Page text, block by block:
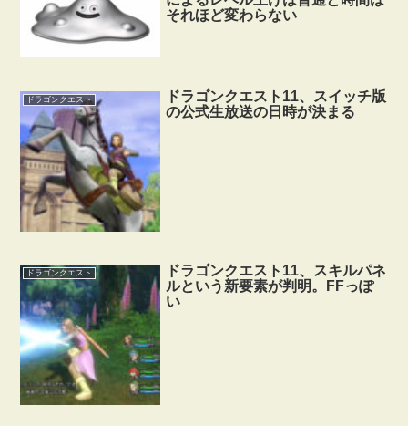
それほど変わらない
ドラゴンクエスト
ドラゴンクエスト11、スイッチ版
の公式生放送の日時が決まる
ドラゴンクエスト
ドラゴンクエスト11、スキルパネ
ルという新要素が判明。FFっぽ
い